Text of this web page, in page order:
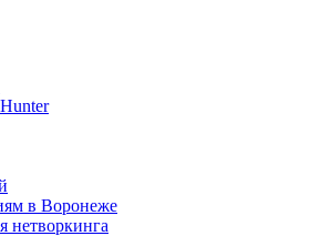
в Воронеже
нетворкинга